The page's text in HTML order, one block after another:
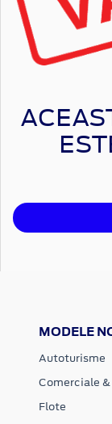
MODELE
Autoturisme
Comerciale
Flote